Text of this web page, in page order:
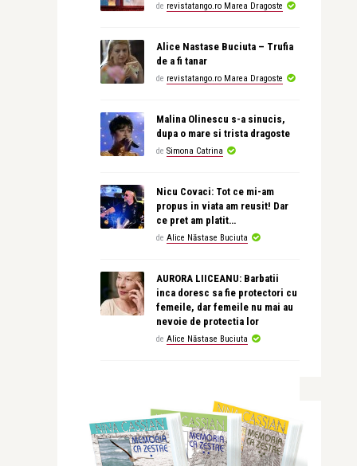
de revistatango.ro Marea Dragoste
Alice Nastase Buciuta – Trufia
de a fi tanar
de revistatango.ro Marea Dragoste
Malina Olinescu s-a sinucis,
dupa o mare si trista dragoste
de Simona Catrina
Nicu Covaci: Tot ce mi-am
propus in viata am reusit! Dar
ce pret am platit…
de Alice Năstase Buciuta
AURORA LIICEANU: Barbatii
inca doresc sa fie protectori cu
femeile, dar femeile nu mai au
nevoie de protectia lor
de Alice Năstase Buciuta